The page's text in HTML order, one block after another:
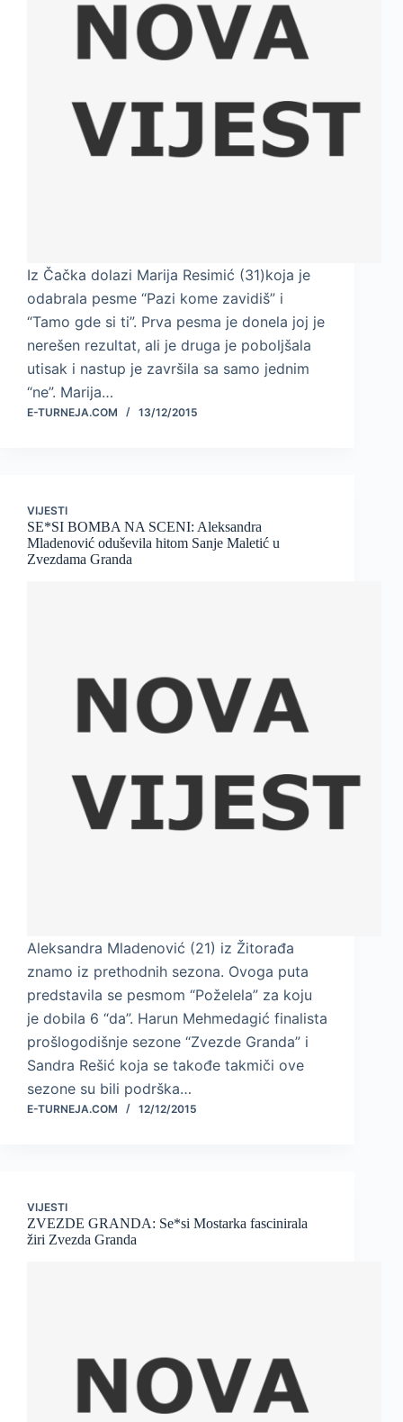
Iz Čačka dolazi Marija Resimić (31)koja je
odabrala pesme “Pazi kome zavidiš” i
“Tamo gde si ti”. Prva pesma je donela joj je
nerešen rezultat, ali je druga je poboljšala
utisak i nastup je završila sa samo jednim
“ne”. Marija…
E-TURNEJA.COM 13/12/2015
VIJESTI
SE*SI BOMBA NA SCENI: Aleksandra
Mladenović oduševila hitom Sanje Maletić u
Zvezdama Granda
Aleksandra Mladenović (21) iz Žitorađa
znamo iz prethodnih sezona. Ovoga puta
predstavila se pesmom “Poželela” za koju
je dobila 6 “da”. Harun Mehmedagić finalista
prošlogodišnje sezone “Zvezde Granda” i
Sandra Rešić koja se takođe takmiči ove
sezone su bili podrška…
E-TURNEJA.COM 12/12/2015
VIJESTI
ZVEZDE GRANDA: Se*si Mostarka fascinirala
žiri Zvezda Granda